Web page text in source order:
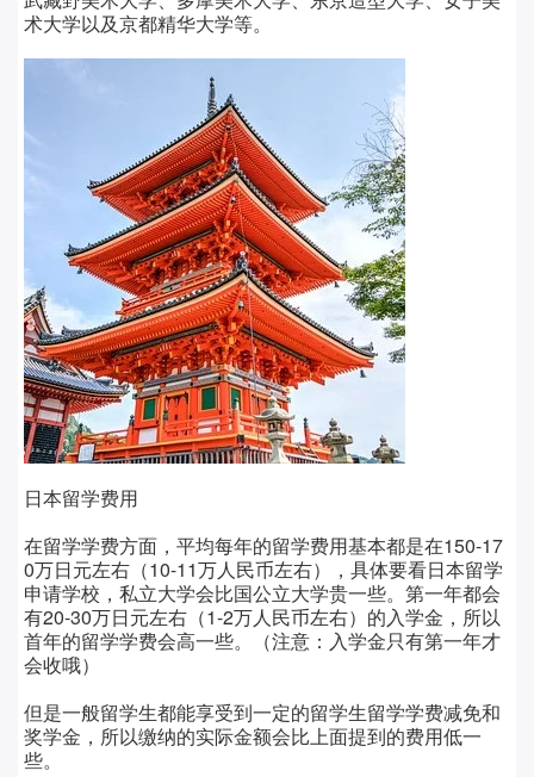
术大学以及京都精华大学等。
日本留学费用
在留学学费方面，平均每年的留学费用基本都是在150-17
0万日元左右（10-11万人民币左右），具体要看日本留学
申请学校，私立大学会比国公立大学贵一些。第一年都会
有20-30万日元左右（1-2万人民币左右）的入学金，所以
首年的留学学费会高一些。（注意：入学金只有第一年才
会收哦）
但是一般留学生都能享受到一定的留学生留学学费减免和
奖学金，所以缴纳的实际金额会比上面提到的费用低一
些。